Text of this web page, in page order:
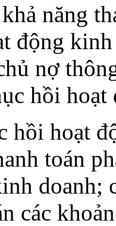
năng
động
nợ
hồi
hồi hoạt
toán
doanh;
các